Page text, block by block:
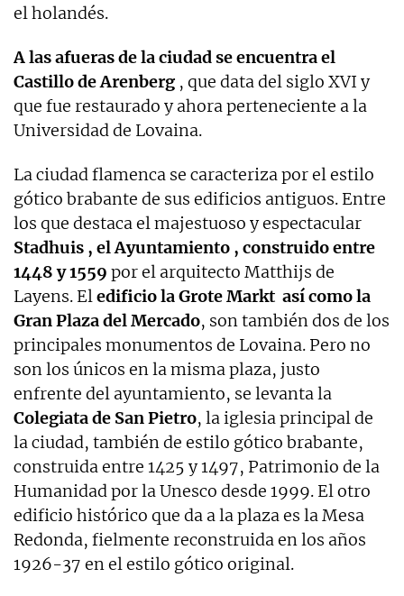
el holandés.
A las afueras de la ciudad se encuentra el
Castillo de Arenberg , que data del siglo XVI y
que fue restaurado y ahora perteneciente a la
Universidad de Lovaina.
La ciudad flamenca se caracteriza por el estilo
gótico brabante de sus edificios antiguos. Entre
los que destaca el majestuoso y espectacular
Stadhuis , el Ayuntamiento , construido entre
1448 y 1559 por el arquitecto Matthijs de
Layens. Eledificio la Grote Markt así como la
Gran Plaza del Mercado, son también dos de los
principales monumentos de Lovaina. Pero no
son los únicos en la misma plaza, justo
enfrente del ayuntamiento, se levanta la
Colegiata de San Pietro, la iglesia principal de
la ciudad, también de estilo gótico brabante,
construida entre 1425 y 1497, Patrimonio de la
Humanidad por la Unesco desde 1999. El otro
edificio histórico que da a la plaza es la Mesa
Redonda, fielmente reconstruida en los años
1926-37 en el estilo gótico original.